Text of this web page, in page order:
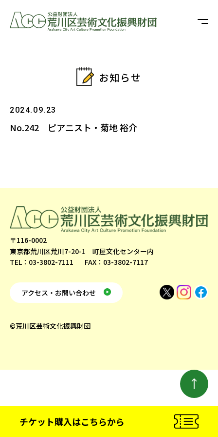
チケット購入はこちらから
お知らせ
2024.09.23
No.242 ピアニスト・菊地 裕介
〒116-0002
東京都荒川区荒川7-20-1 町屋文化センター内
TEL：03-3802-7111
FAX：03-3802-7117
アクセス・お問い合わせ
©荒川区芸術文化振興財団